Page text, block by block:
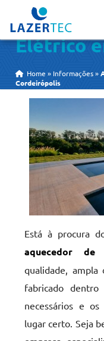
Elétrico
Home » Informações »
Cordeirópolis
Está à procura
aquecedor de
qualidade, ampla
fabricado dentro
necessários e
lugar certo. Seja